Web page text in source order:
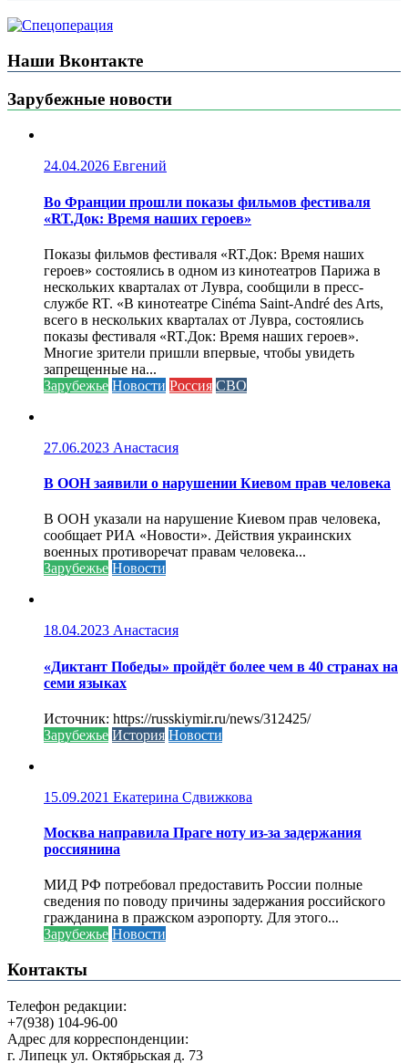
Наши Вконтакте
Зарубежные новости
24.04.2026 Евгений
Во Франции прошли показы фильмов фестиваля
«RT.Док: Время наших героев»
Показы фильмов фестиваля «RT.Док: Время наших
героев» состоялись в одном из кинотеатров Парижа в
нескольких кварталах от Лувра, сообщили в пресс-
службе RT. «В кинотеатре Cinéma Saint-André des Arts,
всего в нескольких кварталах от Лувра, состоялись
показы фестиваля «RT.Док: Время наших героев».
Многие зрители пришли впервые, чтобы увидеть
запрещенные на...
Зарубежье Новости Россия СВО
27.06.2023 Анастасия
В ООН заявили о нарушении Киевом прав человека
В ООН указали на нарушение Киевом прав человека,
сообщает РИА «Новости». Действия украинских
военных противоречат правам человека...
Зарубежье Новости
18.04.2023 Анастасия
«Диктант Победы» пройдёт более чем в 40 странах на
семи языках
Источник: https://russkiymir.ru/news/312425/
Зарубежье История Новости
15.09.2021 Екатерина Сдвижкова
Москва направила Праге ноту из-за задержания
россиянина
МИД РФ потребовал предоставить России полные
сведения по поводу причины задержания российского
гражданина в пражском аэропорту. Для этого...
Зарубежье Новости
Контакты
Телефон редакции:
+7(938) 104-96-00
Адрес для корреспонденции:
г. Липецк ул. Октябрьская д. 73